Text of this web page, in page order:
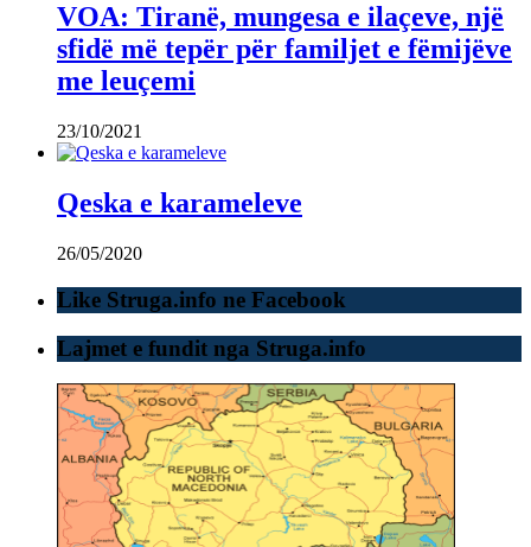
VOA: Tiranë, mungesa e ilaçeve, një
sfidë më tepër për familjet e fëmijëve
me leuçemi
23/10/2021
Qeska e karameleve
26/05/2020
Like Struga.info ne Facebook
Lajmet e fundit nga Struga.info